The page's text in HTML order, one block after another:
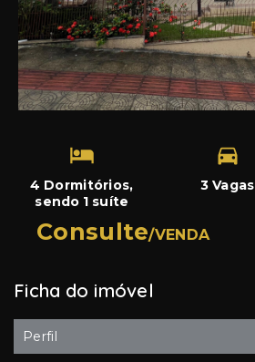
4 Dormitórios,
sendo 1 suíte
3 Vagas
Consulte/VENDA
Ficha do imóvel
Perfil